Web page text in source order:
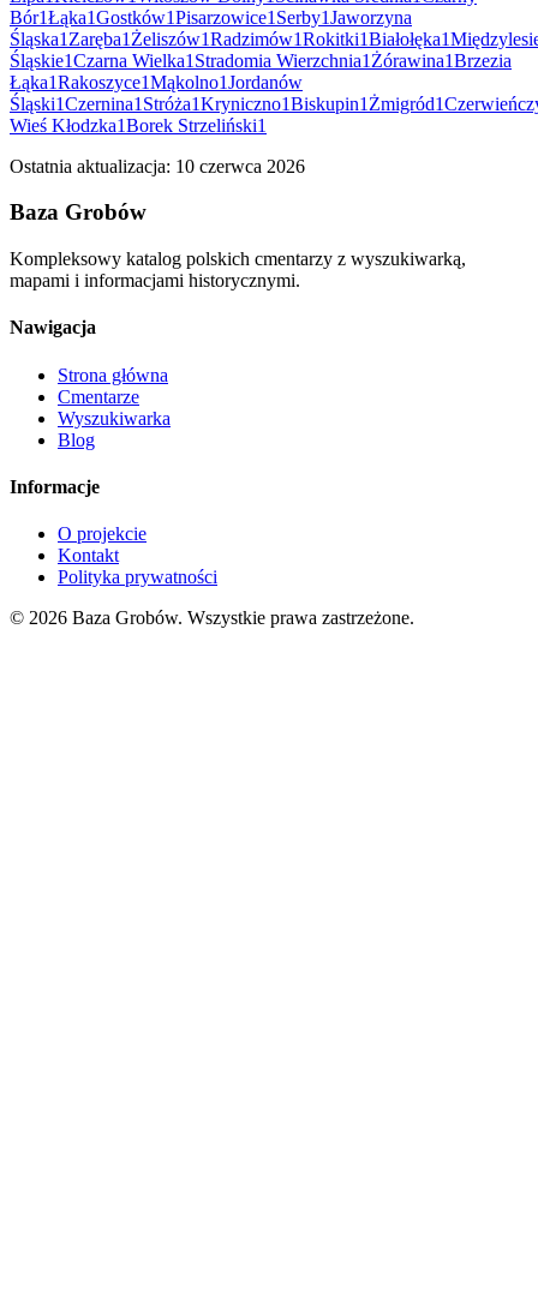
Bór1Łąka1Gostków1Pisarzowice1 Serby1Jaworzyna
Śląska1 Zaręba1 Żeliszów1Radzimów1Rokitki1Białołęka1
Śląskie1Czarna Wielka1 Stradomia Wierzchnia1 Żórawina1Brzezia
Łąka1Rakoszyce1Mąkolno1Jordanów
Śląski1Czernina1 Stróża1Kryniczno1Biskupin1 Żmigród1
Wieś Kłodzka1Borek Strzeliński1
Ostatnia aktualizacja: 10 czerwca 2026
Baza Grobów
Kompleksowy katalog polskich cmentarzy z wyszukiwarką,
mapami i informacjami historycznymi.
Nawigacja
Strona główna
Cmentarze
Wyszukiwarka
Blog
Informacje
O projekcie
Kontakt
Polityka prywatności
© 2026 Baza Grobów. Wszystkie prawa zastrzeżone.